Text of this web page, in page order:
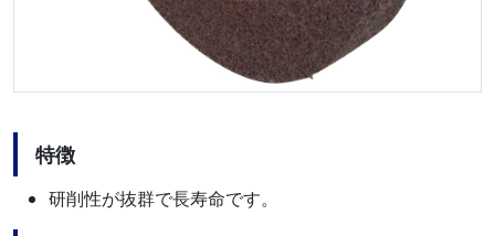
特徴
研削性が抜群で長寿命です。